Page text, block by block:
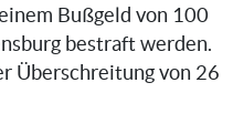
Bußgeld von 100
bestraft werden.
Überschreitung von 26